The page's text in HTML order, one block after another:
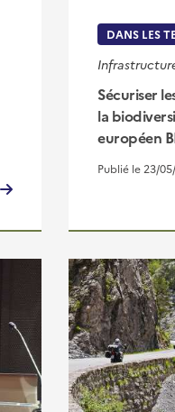
DANS LES
Sécuriser
la
européen
Publié le 23/